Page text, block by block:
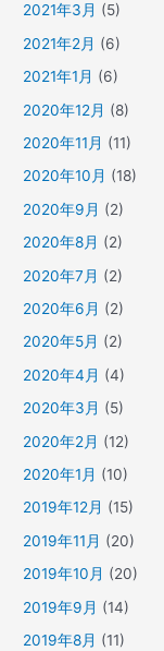
2021年3月 (5)
2021年2月 (6)
2021年1月 (6)
2020年12月 (8)
2020年11月 (11)
2020年10月 (18)
2020年9月 (2)
2020年8月 (2)
2020年7月 (2)
2020年6月 (2)
2020年5月 (2)
2020年4月 (4)
2020年3月 (5)
2020年2月 (12)
2020年1月 (10)
2019年12月 (15)
2019年11月 (20)
2019年10月 (20)
2019年9月 (14)
2019年8月 (11)